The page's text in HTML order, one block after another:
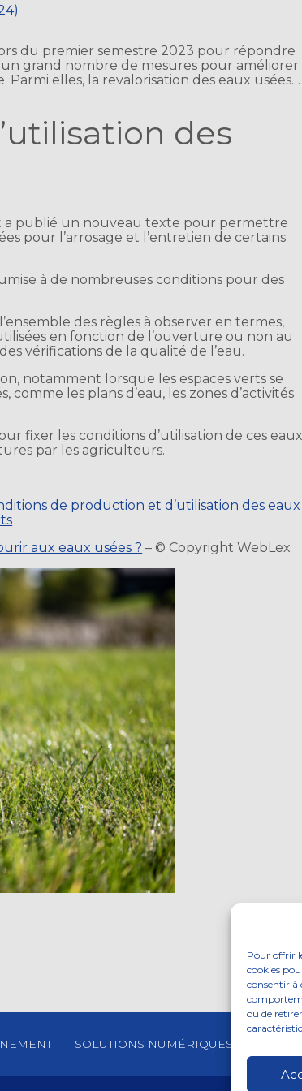
Pour offrir
cookies
consentir à
ou de
du premier semestre 2023 pour répondre
grand nombre de mesures pour améliorer
elles, la revalorisation des eaux usées…
des
a publié un nouveau texte pour permettre
pour l’arrosage et l’entretien de certains
à de nombreuses conditions pour des
des règles à observer en termes,
en fonction de l’ouverture ou non au
vérifications de la qualité de l’eau.
notamment lorsque les espaces verts se
les plans d’eau, les zones d’activités
fixer les conditions d’utilisation de ces
par les agriculteurs.
de production et d’utilisation des eaux
aux eaux usées ? – © Copyright WebLex
SOLUTIONS NUMÉRIQUES